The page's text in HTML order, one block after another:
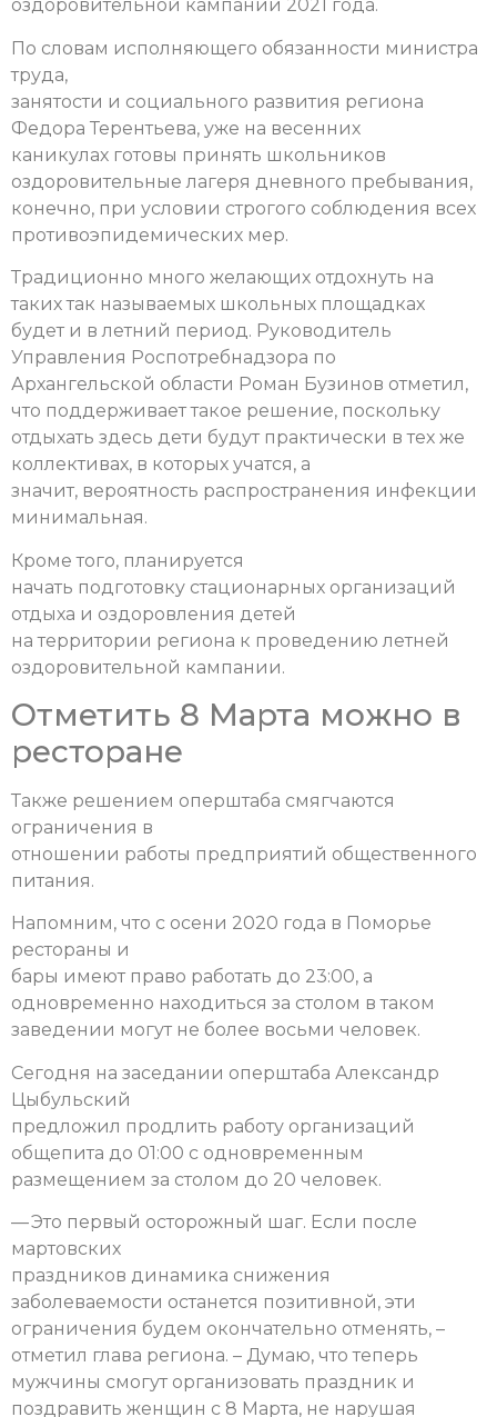
оздоровительной кампании 2021 года.
По словам исполняющего обязанности министра
труда,
занятости и социального развития региона
Федора Терентьева, уже на весенних
каникулах готовы принять школьников
оздоровительные лагеря дневного пребывания,
конечно, при условии строгого соблюдения всех
противоэпидемических мер.
Традиционно много желающих отдохнуть на
таких так называемых школьных площадках
будет и в летний период. Руководитель
Управления Роспотребнадзора по
Архангельской области Роман Бузинов отметил,
что поддерживает такое решение, поскольку
отдыхать здесь дети будут практически в тех же
коллективах, в которых учатся, а
значит, вероятность распространения инфекции
минимальная.
Кроме того, планируется
начать подготовку стационарных организаций
отдыха и оздоровления детей
на территории региона к проведению летней
оздоровительной кампании.
Отметить 8 Марта можно в
ресторане
Также решением оперштаба смягчаются
ограничения в
отношении работы предприятий общественного
питания.
Напомним, что с осени 2020 года в Поморье
рестораны и
бары имеют право работать до 23:00, а
одновременно находиться за столом в таком
заведении могут не более восьми человек.
Сегодня на заседании оперштаба Александр
Цыбульский
предложил продлить работу организаций
общепита до 01:00 с одновременным
размещением за столом до 20 человек.
— Это первый осторожный шаг. Если после
мартовских
праздников динамика снижения
заболеваемости останется позитивной, эти
ограничения будем окончательно отменять, –
отметил глава региона. – Думаю, что теперь
мужчины смогут организовать праздник и
поздравить женщин с 8 Марта, не нарушая